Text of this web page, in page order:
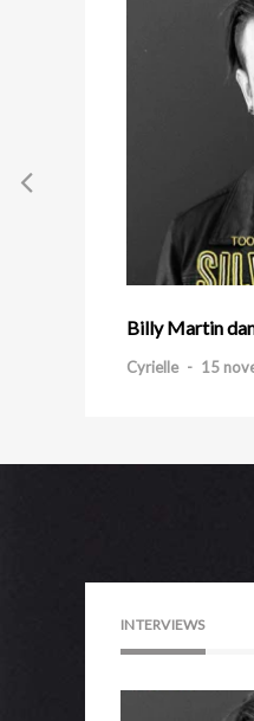
Billy Martin
Cyrielle - 15
INTERVIEWS